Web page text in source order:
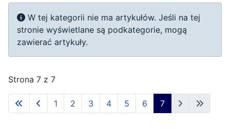
Informacja
W tej kategorii nie ma artykułów. Jeśli na tej
stronie wyświetlane są podkategorie, mogą
zawierać artykuły.
Strona 7 z 7
1 2 3 4 5 6 7